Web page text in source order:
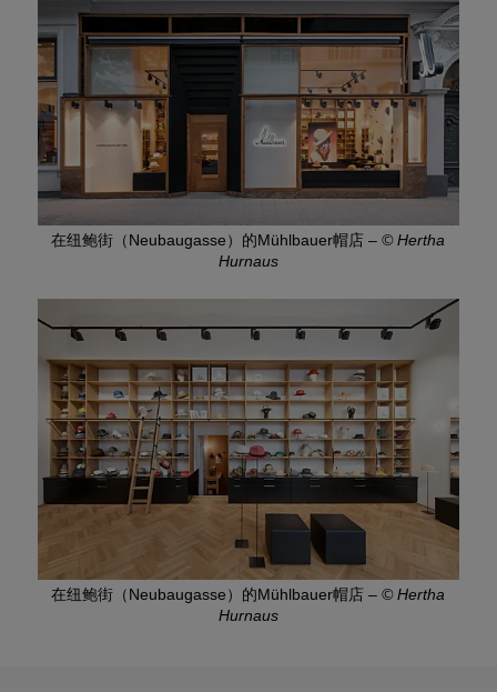
在纽鲍街（Neubaugasse）的Mühlbauer帽店 –© Hertha
Hurnaus
在纽鲍街（Neubaugasse）的Mühlbauer帽店 –© Hertha
Hurnaus